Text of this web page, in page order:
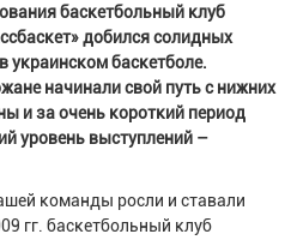
баскетбольный клуб
добился солидных
украинском баскетболе.
начинали свой путь с нижних
и за очень короткий период
уровень выступлений –
команды росли и ставали
гг. баскетбольный клуб